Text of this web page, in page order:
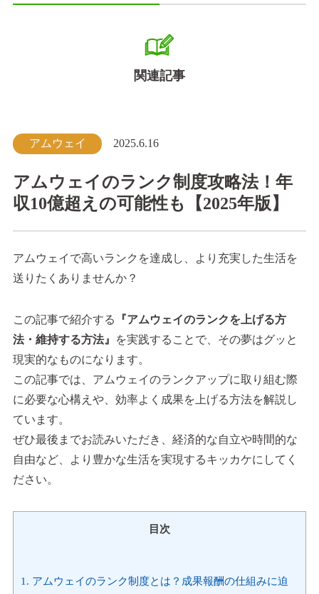
アムウェイ 2025.6.16
アムウェイのランク制度攻略法！年
収10億超えの可能性も【2025年版】
アムウェイで高いランクを達成し、より充実した生活を
送りたくありませんか？
この記事で紹介する
『アムウェイのランクを上げる方
法・維持する方法』
を実践することで、その夢はグッと
現実的なものになります。
この記事では、アムウェイのランクアップに取り組む際
に必要な心構えや、効率よく成果を上げる方法を解説し
ています。
ぜひ最後までお読みいただき、経済的な自立や時間的な
自由など、より豊かな生活を実現するキッカケにしてく
ださい。
目次
1. アムウェイのランク制度とは？成果報酬の仕組みに迫
関連記事